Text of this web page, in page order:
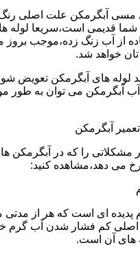
مسی آبگرمکن علت اصلی
قدیمی است،سریعا لوله
از آب زنگ زده،موجب بروز
خواهد شد.
لوله های آبگرمکن تعویض
آبگرمکن می توان به طور
آبگرمکن
مشکلاتی را که در آبگرمکن
می دهد،مشاهده کنید:
ای است که هر از مدتی
اصلی کم فشار شدن آب
های آن است.